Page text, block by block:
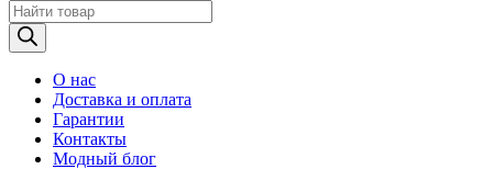
Поиск
товаров
О нас
Доставка и оплата
Гарантии
Контакты
Модный блог